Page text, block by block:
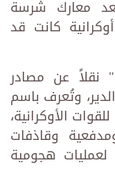
معارك شرسة
كانت قد
نقلاً عن مصادر
وتُعرف باسم
الأوكرانية،
وقاذفات
هجومية